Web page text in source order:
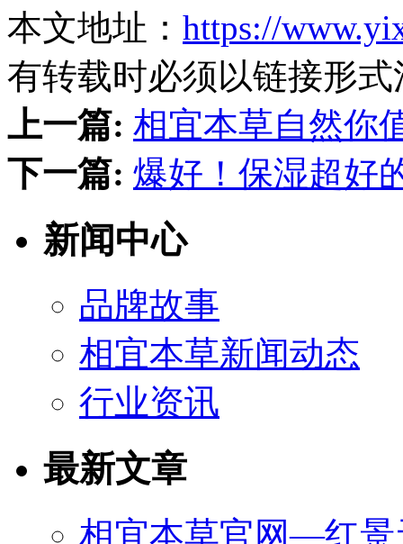
本文地址： https://
有转载时必须以链接形
上一篇: 相宜本草自然你
下一篇: 爆好！保湿超好
新闻中心
品牌故事
相宜本草新闻动态
行业资讯
最新文章
相宜本草官网—红景